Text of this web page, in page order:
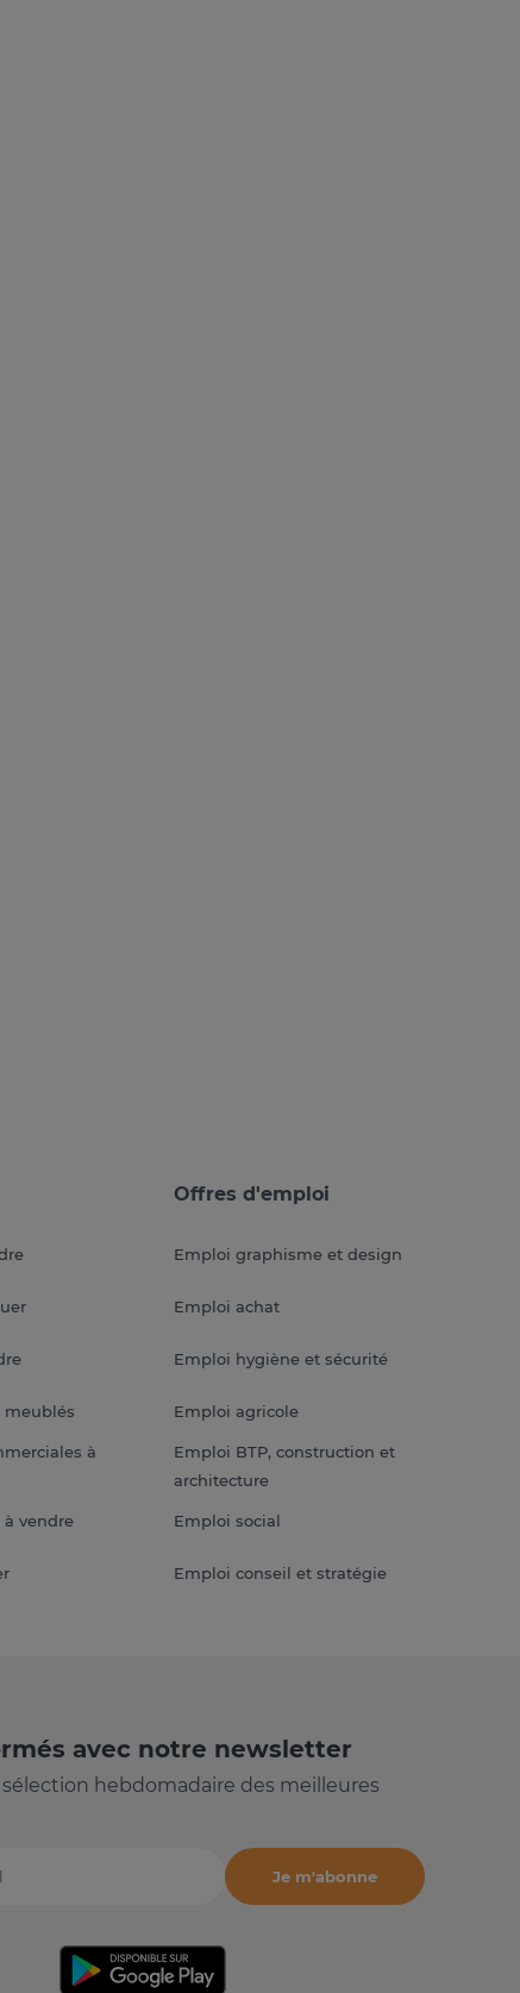
à
vendre
Offres d'emploi
Emploi graphisme et design
Emploi achat
Emploi hygiène et sécurité
Emploi agricole
Emploi BTP, construction et
architecture
Emploi social
Emploi conseil et stratégie
avec notre newsletter
sélection hebdomadaire des meilleures
Je m'abonne